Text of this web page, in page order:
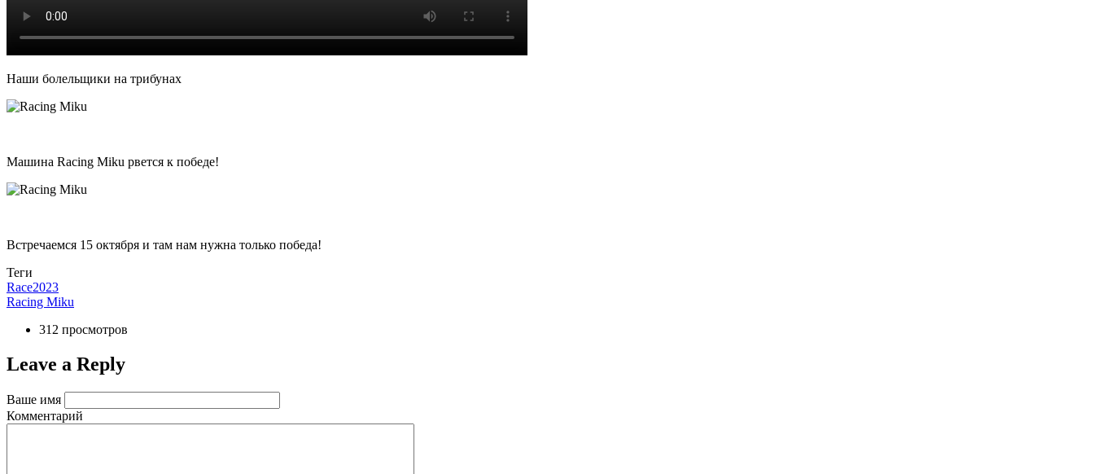
Наши болельщики на трибунах
Машина Racing Miku рвется к победе!
Встречаемся 15 октября и там нам нужна только победа!
Теги
Race2023
Racing Miku
312 просмотров
Leave a Reply
Ваше имя
Комментарий